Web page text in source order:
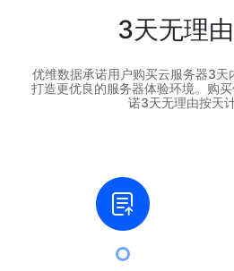
3天无理
优维数据承诺用户购买云服务器3天
打造更优良的服务器体验环境。购
诺3天无理由按天